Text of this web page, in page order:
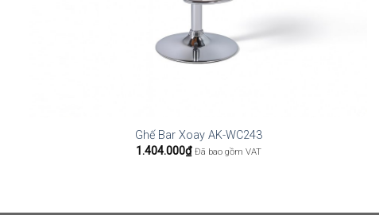
Ghế Bar Xoay AK-WC243
1.404.000₫ Đã bao gồm VAT